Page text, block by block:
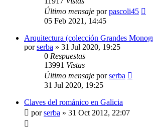
Último mensaje porpascoli45
05 Feb 2021, 14:45
Arquitectura (colección Grandes
porserba » 31 Jul 2020, 19:25
0 Respuestas
13991 Vistas
Último mensaje porserba
31 Jul 2020, 19:25
Claves del románico en Galicia
porserba » 31 Oct 2012, 22:07